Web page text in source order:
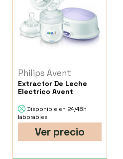
Philips Avent
Extractor De Leche
Electrico Avent
Disponible en 24/48h
laborables
Ver precio